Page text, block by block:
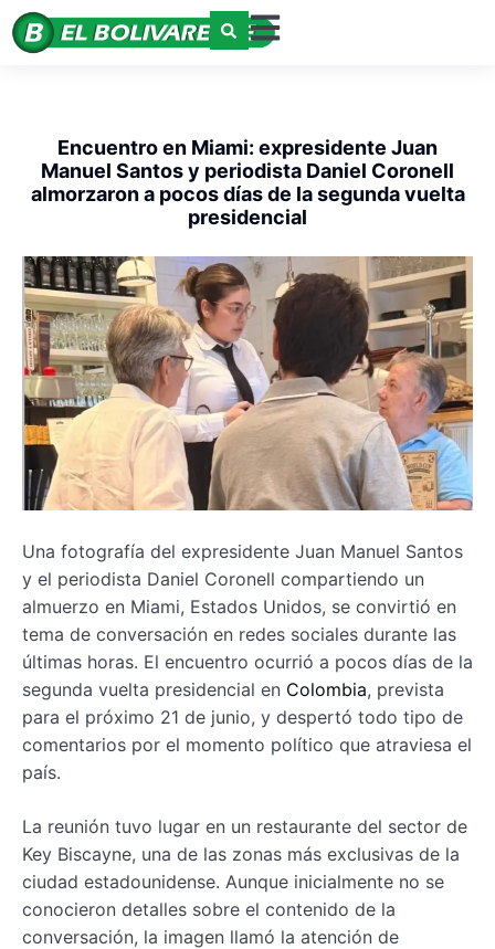
Encuentro en Miami: expresidente Juan
Manuel Santos y periodista Daniel Coronell
almorzaron a pocos días de la segunda vuelta
presidencial
Una fotografía del expresidente Juan Manuel Santos
y el periodista Daniel Coronell compartiendo un
almuerzo en Miami, Estados Unidos, se convirtió en
tema de conversación en redes sociales durante las
últimas horas. El encuentro ocurrió a pocos días de la
segunda vuelta presidencial en Colombia, prevista
para el próximo 21 de junio, y despertó todo tipo de
comentarios por el momento político que atraviesa el
país.
La reunión tuvo lugar en un restaurante del sector de
Key Biscayne, una de las zonas más exclusivas de la
ciudad estadounidense. Aunque inicialmente no se
conocieron detalles sobre el contenido de la
conversación, la imagen llamó la atención de